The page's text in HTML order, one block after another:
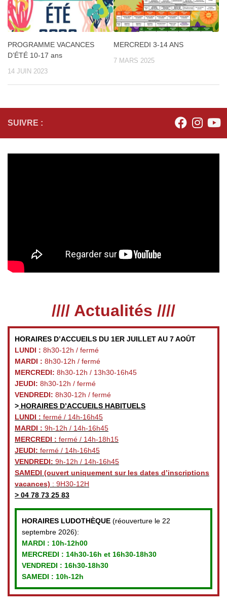
PROGRAMME VACANCES
D’ÉTÉ 10-17 ans
14 JUIN 2023
MERCREDI 3-14 ANS
7 MARS 2025
SUIVRE :
//// Actualités ////
HORAIRES D’ACCUEILS DU 1ER JUILLET AU 7 AOÛT
LUNDI : 8h30-12h / fermé
MARDI : 8h30-12h / fermé
MERCREDI: 8h30-12h / 13h30-16h45
JEUDI: 8h30-12h / fermé
VENDREDI: 8h30-12h / fermé
> HORAIRES D’ACCUEILS HABITUELS
LUNDI : fermé / 14h-16h45
MARDI : 9h-12h / 14h-16h45
MERCREDI : fermé / 14h-18h15
JEUDI: fermé / 14h-16h45
VENDREDI: 9h-12h / 14h-16h45
SAMEDI (ouvert uniquement sur les dates d’inscriptions
vacances) : 9H30-12H
> 04 78 73 25 83
HORAIRES LUDOTHÈQUE (réouverture le 22
septembre 2026):
MARDI : 10h-12h00
MERCREDI : 14h30-16h et 16h30-18h30
VENDREDI : 16h30-18h30
SAMEDI : 10h-12h